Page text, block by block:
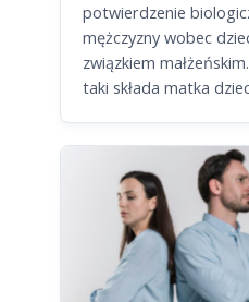
potwierdzenie
mężczyzny wobec
związkiem
taki składa matka